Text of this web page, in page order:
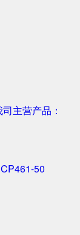
主营产品：
50